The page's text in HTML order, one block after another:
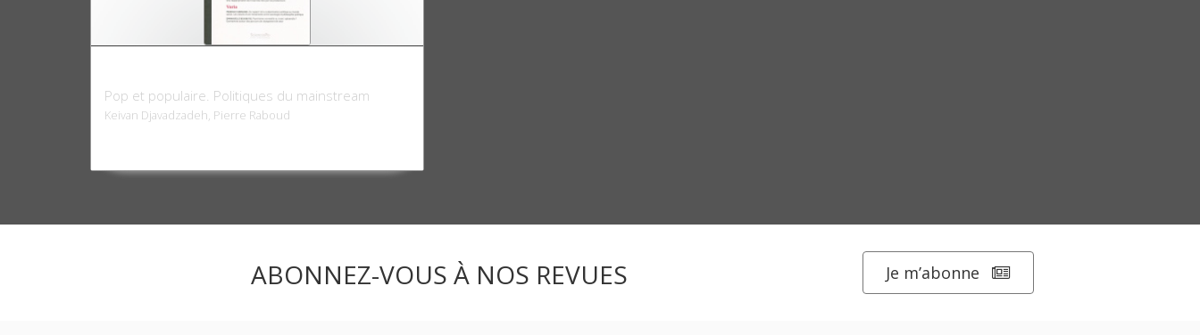
Pop et populaire. Politiques du mainstream
Keivan Djavadzadeh, Pierre Raboud
ABONNEZ-VOUS À NOS REVUES Je m’abonne